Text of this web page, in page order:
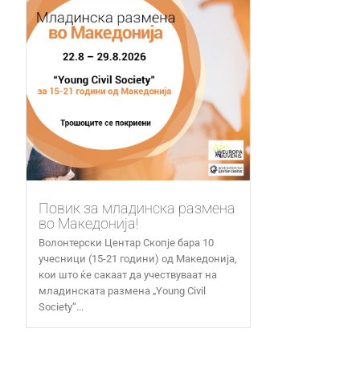
Повик за младинска размена
во Македонија!
Волонтерски Центар Скопје бара 10
учесници (15-21 години) од Македонија,
кои што ќе сакаат да учествуваат на
младинската размена „Young Civil
Society“...